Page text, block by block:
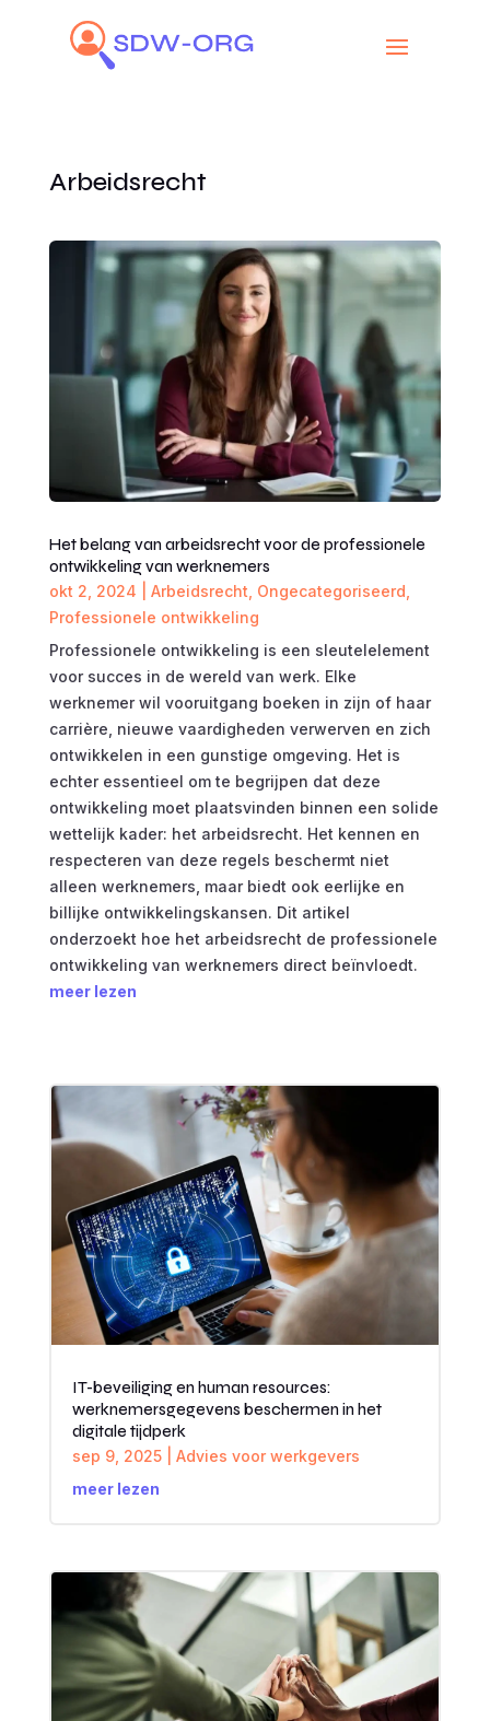
Arbeidsrecht
Het belang van arbeidsrecht voor de professionele
ontwikkeling van werknemers
okt 2, 2024
Arbeidsrecht Ongecategoriseerd
Professionele ontwikkeling
Professionele ontwikkeling is een sleutelelement
voor succes in de wereld van werk. Elke
werknemer wil vooruitgang boeken in zijn of haar
carrière, nieuwe vaardigheden verwerven en zich
ontwikkelen in een gunstige omgeving. Het is
echter essentieel om te begrijpen dat deze
ontwikkeling moet plaatsvinden binnen een solide
wettelijk kader: het arbeidsrecht. Het kennen en
respecteren van deze regels beschermt niet
alleen werknemers, maar biedt ook eerlijke en
billijke ontwikkelingskansen. Dit artikel
onderzoekt hoe het arbeidsrecht de professionele
ontwikkeling van werknemers direct beïnvloedt.
meer lezen
IT-beveiliging en human resources:
werknemersgegevens beschermen in het
digitale tijdperk
sep 9, 2025| Advies voor werkgevers
meer lezen